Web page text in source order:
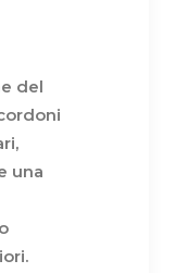
del
una